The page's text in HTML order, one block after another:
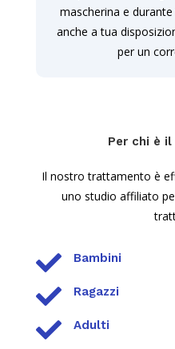
mascherina e
anche a tua
per un
Per chi è
Il nostro trattamento è
uno studio affiliato
 Bambini
 Ragazzi
 Adulti